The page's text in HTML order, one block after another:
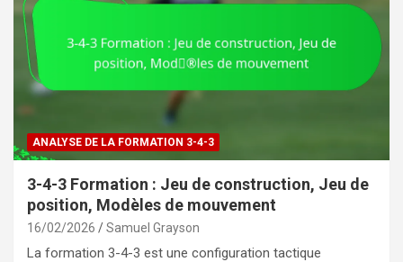
ANALYSE DE LA FORMATION 3-4-3
3-4-3 Formation : Jeu de construction, Jeu de
position, Modèles de mouvement
16/02/2026 Samuel Grayson
La formation 3-4-3 est une configuration tactique